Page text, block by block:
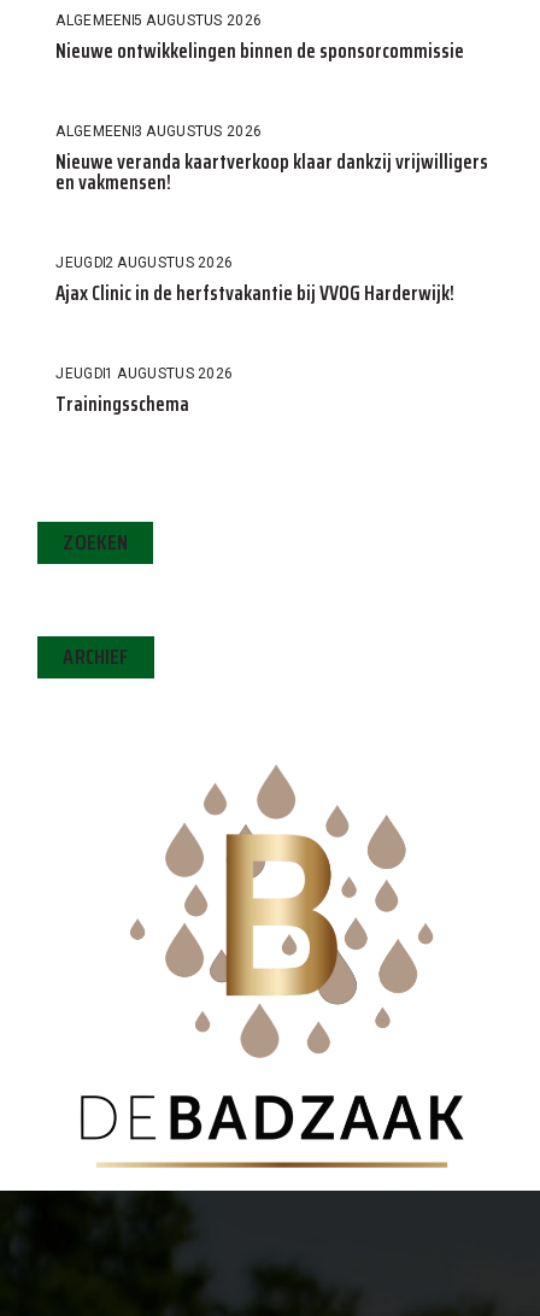
ALGEMEEN 5 AUGUSTUS 2026
Nieuwe ontwikkelingen binnen de sponsorcommissie
ALGEMEEN 3 AUGUSTUS 2026
Nieuwe veranda kaartverkoop klaar dankzij vrijwilligers
en vakmensen!
JEUGD2 AUGUSTUS 2026
Ajax Clinic in de herfstvakantie bij VVOG Harderwijk!
JEUGD 1 AUGUSTUS 2026
Trainingsschema
ZOEKEN
ARCHIEF